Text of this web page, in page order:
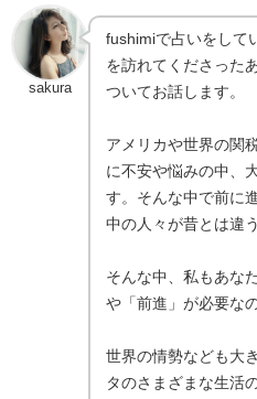
sakura
fushimiで占いをして
を訪れてくださった
ついてお話します。
アメリカや世界の関
に不安や悩みの中、
す。そんな中で前に
中の人々が昔とは違
そんな中、私もあな
や「前進」が必要な
世界の情勢なども大
タのさまざまな生活